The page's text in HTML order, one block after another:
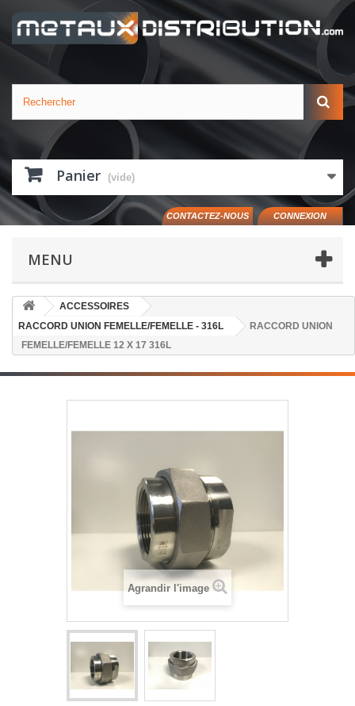
Panier (vide)
CONNEXION
CONTACTEZ-NOUS
MENU
ACCESSOIRES
RACCORD UNION FEMELLE/FEMELLE - 316L
RACCORD UNION
FEMELLE/FEMELLE 12 X 17 316L
Agrandir l'image